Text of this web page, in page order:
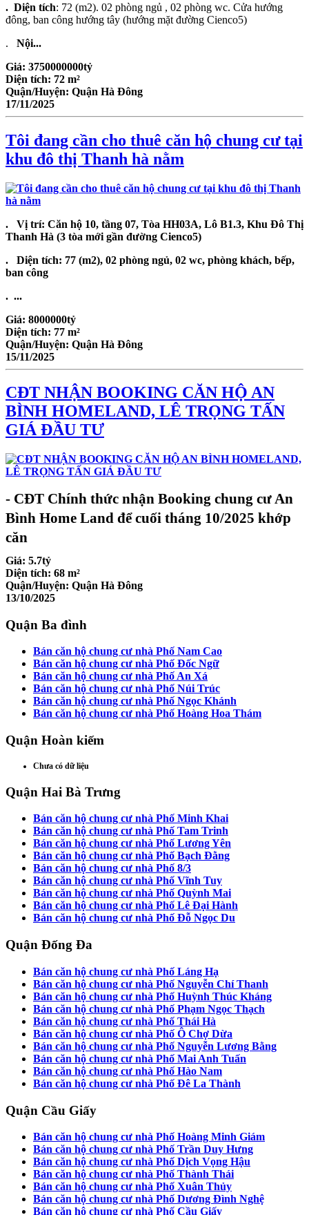
. Diện tích: 72 (m2). 02 phòng ngủ , 02 phòng wc. Cửa hướng
đông, ban công hướng tây (hướng mặt đường Cienco5)
. Nội...
Giá: 3750000000tỷ
Diện tích: 72 m²
Quận/Huyện: Quận Hà Đông
17/11/2025
Tôi đang cần cho thuê căn hộ chung cư tại
khu đô thị Thanh hà nằm
. Vị trí: Căn hộ 10, tầng 07, Tòa HH03A, Lô B1.3, Khu Đô Thị
Thanh Hà (3 tòa mới gần đường Cienco5)
. Diện tích: 77 (m2), 02 phòng ngủ, 02 wc, phòng khách, bếp,
ban công
. ...
Giá: 8000000tỷ
Diện tích: 77 m²
Quận/Huyện: Quận Hà Đông
15/11/2025
CĐT NHẬN BOOKING CĂN HỘ AN
BÌNH HOMELAND, LÊ TRỌNG TẤN
GIÁ ĐẦU TƯ
- CĐT Chính thức nhận Booking chung cư An
Bình Home Land để cuối tháng 10/2025 khớp
căn
Giá: 5.7tỷ
Diện tích: 68 m²
Quận/Huyện: Quận Hà Đông
13/10/2025
Quận Ba đình
Bán căn hộ chung cư nhà Phố Nam Cao
Bán căn hộ chung cư nhà Phố Đốc Ngữ
Bán căn hộ chung cư nhà Phố An Xá
Bán căn hộ chung cư nhà Phố Núi Trúc
Bán căn hộ chung cư nhà Phố Ngọc Khánh
Bán căn hộ chung cư nhà Phố Hoàng Hoa Thám
Quận Hoàn kiếm
Chưa có dữ liệu
Quận Hai Bà Trưng
Bán căn hộ chung cư nhà Phố Minh Khai
Bán căn hộ chung cư nhà Phố Tam Trinh
Bán căn hộ chung cư nhà Phố Lương Yên
Bán căn hộ chung cư nhà Phố Bạch Đằng
Bán căn hộ chung cư nhà Phố 8/3
Bán căn hộ chung cư nhà Phố Vĩnh Tuy
Bán căn hộ chung cư nhà Phố Quỳnh Mai
Bán căn hộ chung cư nhà Phố Lê Đại Hành
Bán căn hộ chung cư nhà Phố Đỗ Ngọc Du
Quận Đống Đa
Bán căn hộ chung cư nhà Phố Láng Hạ
Bán căn hộ chung cư nhà Phố Nguyễn Chí Thanh
Bán căn hộ chung cư nhà Phố Huỳnh Thúc Kháng
Bán căn hộ chung cư nhà Phố Phạm Ngọc Thạch
Bán căn hộ chung cư nhà Phố Thái Hà
Bán căn hộ chung cư nhà Phố Ô Chợ Dừa
Bán căn hộ chung cư nhà Phố Nguyễn Lương Bằng
Bán căn hộ chung cư nhà Phố Mai Anh Tuấn
Bán căn hộ chung cư nhà Phố Hào Nam
Bán căn hộ chung cư nhà Phố Đê La Thành
Quận Cầu Giấy
Bán căn hộ chung cư nhà Phố Hoàng Minh Giám
Bán căn hộ chung cư nhà Phố Trần Duy Hưng
Bán căn hộ chung cư nhà Phố Dịch Vọng Hậu
Bán căn hộ chung cư nhà Phố Thành Thái
Bán căn hộ chung cư nhà Phố Xuân Thủy
Bán căn hộ chung cư nhà Phố Dương Đình Nghệ
Bán căn hộ chung cư nhà Phố Cầu Giấy